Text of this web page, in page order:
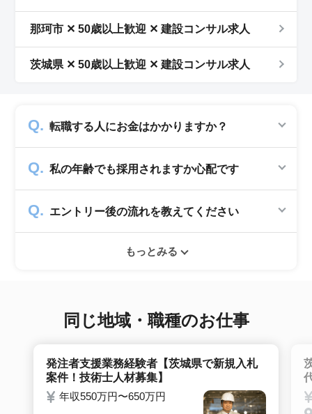
那珂市 ✕ 50歳以上歓迎 ✕ 建設コンサル求人
茨城県 ✕ 50歳以上歓迎 ✕ 建設コンサル求人
転職する人にお金はかかりますか？
していますので、転職希望者の方からは費用は
一切発生致しません。
私の年齢でも採用されますか心配です
業のみ掲載をしています。60代・70代以上の
就職実績も多数ありますので年齢に気負いせず
ぜひ紹介依頼へ進んでください。
エントリー後の流れを教えてください
ーとヒアリングのお時間を頂きます。その後希
もっとみる
同じ地域・職種のお仕事
発注者支援業務経験者【茨城県で新規入札
案件！技術士人材募集】
年収550万円〜650万円